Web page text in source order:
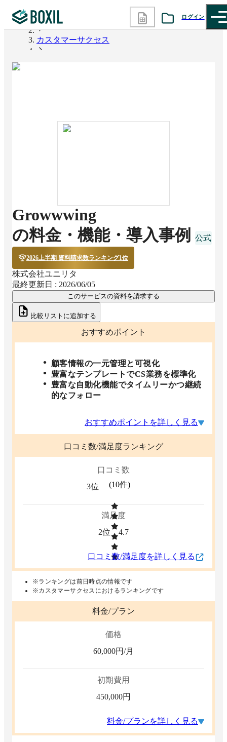
ログイン
カテゴリから探す
BOXILの使い方ガイド
BOXIL
カスタマーサクセス
Growwwing
の料金・機能・導入事例
2026上半期 資料請求数ランキング1位
株式会社ユニリタ
最終更新日 : 2026/06/05
このサービスの資料を請求する
比較リストに追加する
おすすめポイント
顧客情報の一元管理と可視化
豊富なテンプレートでCS業務を標準化
豊富な自動化機能でタイムリーかつ継続
的なフォロー
おすすめポイントを詳しく見る
口コミ数/満足度ランキング
口コミ数
3位
(10件)
満足度
2位
4.7
口コミ数/満足度を詳しく見る
※ランキングは前日時点の情報です
※カスタマーサクセスにおけるランキングです
料金/プラン
価格
60,000円/月
初期費用
450,000円
料金/プランを詳しく見る